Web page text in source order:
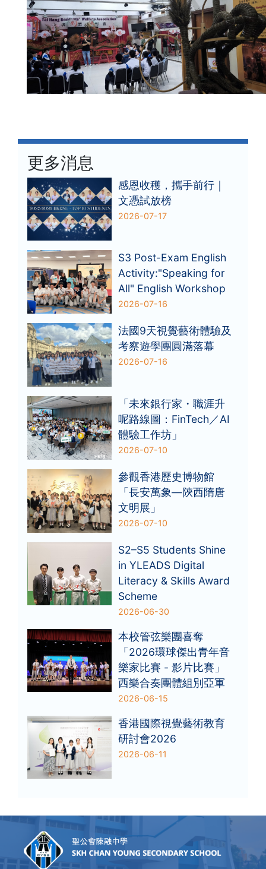
更多消息
感恩收穫，攜手前行｜
文憑試放榜
2026-07-17
S3 Post-Exam English
Activity:"Speaking for
All" English Workshop
2026-07-16
法國9天視覺藝術體驗及
考察遊學團圓滿落幕
2026-07-16
「未來銀行家・職涯升
呢路線圖：FinTech／AI
體驗工作坊」
2026-07-10
參觀香港歷史博物館
「長安萬象—陝西隋唐
文明展」
2026-07-10
S2–S5 Students Shine
in YLEADS Digital
Literacy & Skills Award
Scheme
2026-06-30
本校管弦樂團喜奪
「2026環球傑出青年音
樂家比賽 - 影片比賽」
西樂合奏團體組別亞軍
2026-06-15
香港國際視覺藝術教育
研討會2026
2026-06-11